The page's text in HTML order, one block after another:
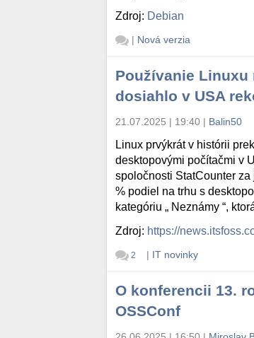
Zdroj: Debian
| Nová verzia
Používanie Linuxu
dosiahlo v USA
21.07.2025 | 19:40 | Balin50
Linux prvýkrát v histórii
desktopovými počítačmi v
spoločnosti StatCounter
% podiel na trhu s
kategóriu „ Neznámy “,
Zdroj: https://
2 | IT novinky
O konferencii 13.
OSSConf